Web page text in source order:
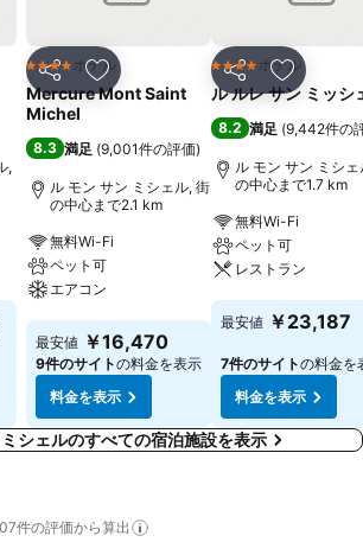
追加
,
シェア お気に入りに追加
4 ホテルのランク
ホテル
Mercure Mont Saint
Michel
8.3 満足 (9,001件の評価)
ル モン サン ミシェル, 街
の中心まで2.1 km
無料Wi-Fi
ペット可
エアコン
料金を表示
最安値 ￥16,470
9件のサイトの料金を表示
料金を表示
シェア お気に入
4 ホテルのランク
ホテル
ル ルレ サン ミッシ
8.2 満足 (9,442件の
ル モン サン ミシェ
の中心まで1.7 km
無料Wi-Fi
ペット可
レストラン
料金を表示
最安値 ￥23,187
7件のサイトの料金を
料金を表示
シェルのすべての宿泊施設を表示
件の評価から算出